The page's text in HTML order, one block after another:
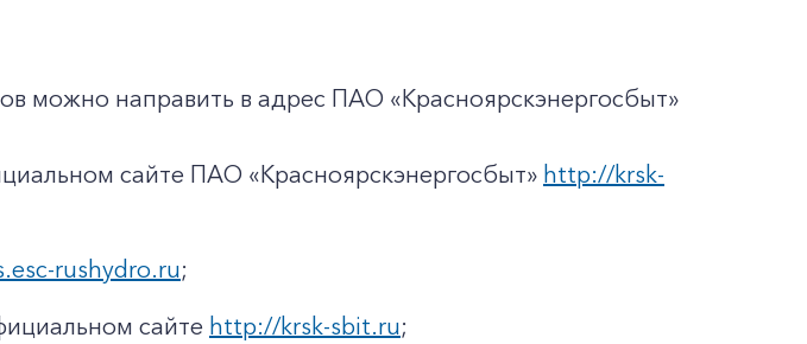
можно направить в адрес ПАО «Красноярскэнергосбыт»
сайте ПАО «Красноярскэнергосбыт» http://krsk-
rushydro.ru;
сайте http://krsk-sbit.ru;